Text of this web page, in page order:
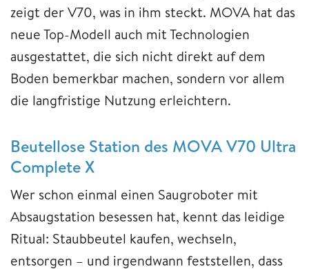
zeigt der V70, was in ihm steckt. MOVA hat das
neue Top-Modell auch mit Technologien
ausgestattet, die sich nicht direkt auf dem
Boden bemerkbar machen, sondern vor allem
die langfristige Nutzung erleichtern.
Beutellose Station des MOVA V70 Ultra
Complete X
Wer schon einmal einen Saugroboter mit
Absaugstation besessen hat, kennt das leidige
Ritual: Staubbeutel kaufen, wechseln,
entsorgen – und irgendwann feststellen, dass